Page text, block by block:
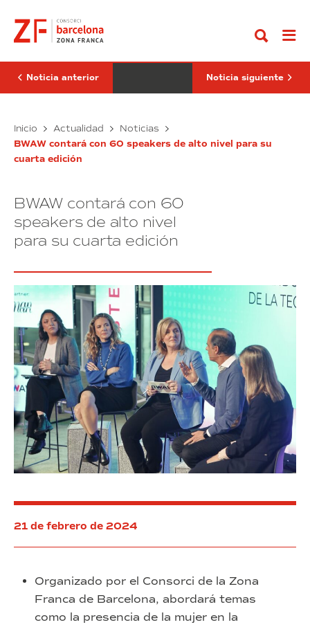
contenido
30
años
al
del
desarrollo
Noticia anterior
proyectos
en
Noticia siguiente
Inicio Actualidad Noticias
BWAW contará con 60 speakers de alto nivel para su
cuarta edición
BWAW contará con 60
speakers de alto nivel
para su cuarta edición
21 de febrero de 2024
Organizado por el Consorci de la Zona
Franca de Barcelona, abordará temas
como la presencia de la mujer en la
cumple
30
años
del
desarrollo
logístico
sostenible
Catalunya
Incubator